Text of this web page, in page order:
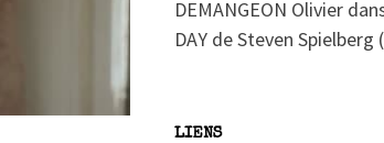
DEMANGEON Olivier
DAY de Steven Spielberg
LIENS